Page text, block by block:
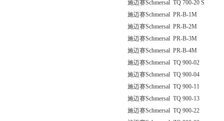
施迈赛Schmersal TQ 700-20 S
施迈赛Schmersal PR-B-1M
施迈赛Schmersal PR-B-2M
施迈赛Schmersal PR-B-3M
施迈赛Schmersal PR-B-4M
施迈赛Schmersal TQ 900-02
施迈赛Schmersal TQ 900-04
施迈赛Schmersal TQ 900-11
施迈赛Schmersal TQ 900-13
施迈赛Schmersal TQ 900-22